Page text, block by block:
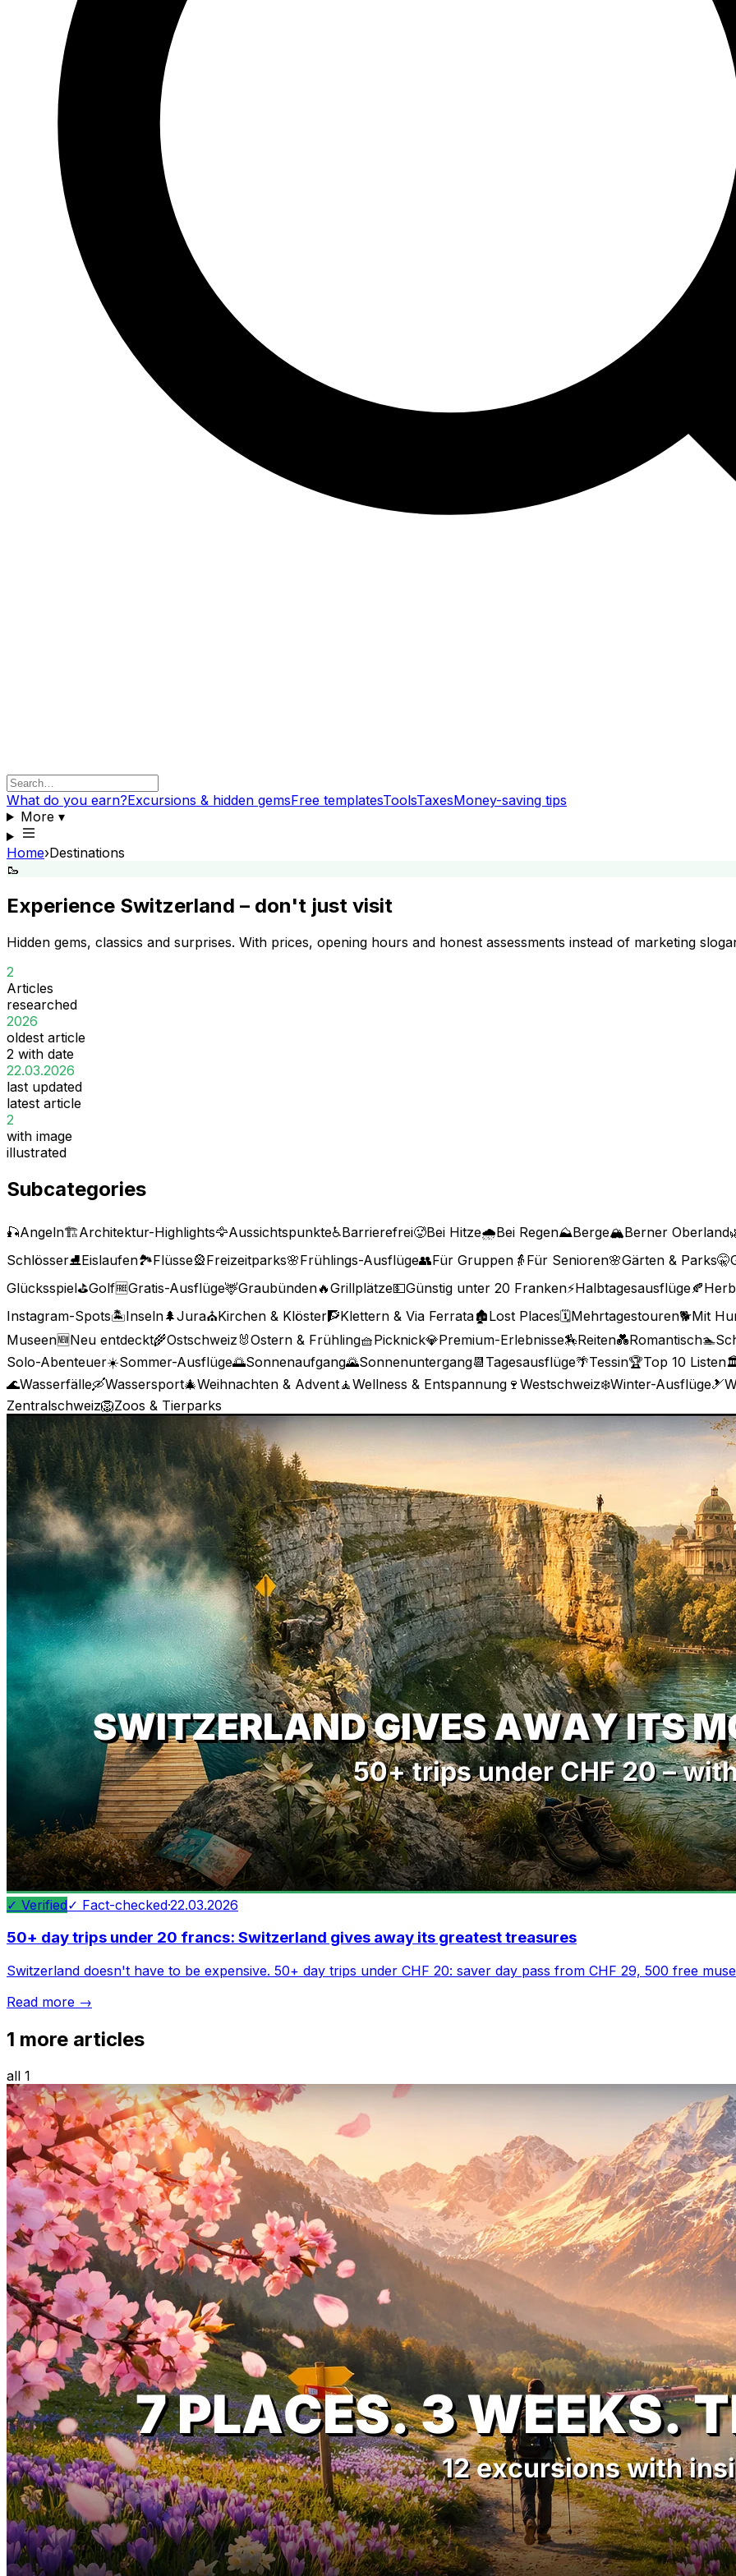
What do you earn?Excursions & hidden gemsFree templatesToolsTaxesMoney-saving tips
More▾
Home›Destinations
🥾
Experience Switzerland – don't just visit
Hidden gems, classics and surprises. With prices, opening hours and honest assessments instead of marketing
2
Articles
researched
2026
oldest article
2 with date
22.03.2026
last updated
latest article
2
with image
illustrated
Subcategories
🎣Angeln🏗️Architektur-Highlights🦅Aussichtspunkte♿Barrierefrei🥵Bei Hitze🌧️Bei Regen⛰️Berge🏔️Berner Oberland
Schlösser⛸️Eislaufen🏞️Flüsse🎡Freizeitparks🌸Frühlings-Ausflüge👥Für Gruppen 👵 Für Senioren🌸Gärten & Parks🤫
Glücksspiel⛳Golf🆓Gratis-Ausflüge🦌Graubünden🔥Grillplätze💵Günstig unter 20 Franken⚡Halbtagesausflüge🍂
Instagram-Spots🏝️Inseln🌲Jura⛪Kirchen & Klöster🧗Klettern & Via Ferrata🏚️Lost Places🗓️Mehrtagestouren🐕Mit
Museen🆕Neu entdeckt🌾Ostschweiz 🐰Ostern & Frühling🧺Picknick💎Premium-Erlebnisse🏇Reiten💑Romantisch🏊
Solo-Abenteuer☀️Sommer-Ausflüge🌅Sonnenaufgang🌄Sonnenuntergang📆 Tagesausflüge🌴Tessin🏆Top 10 Listen
🌊Wasserfälle🛶Wassersport🎄Weihnachten & Advent🧘Wellness & Entspannung 🍷 Westschweiz❄️Winter-Ausflüge🎿
Zentralschweiz🦁Zoos & Tierparks
✓ Verified✓ Fact-checked·22.03.2026
50+ day trips under 20 francs: Switzerland gives away its greatest treasures
Switzerland doesn't have to be expensive. 50+ day trips under CHF 20: saver day pass from CHF 29, 500 free
Read more →
1 more articles
all 1